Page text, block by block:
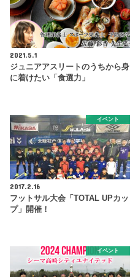
2021.5.1
ジュニアアスリートのうちから身
に着けたい「食選力」
イベント
2017.2.16
フットサル大会「TOTAL UPカッ
プ」開催！
イベント